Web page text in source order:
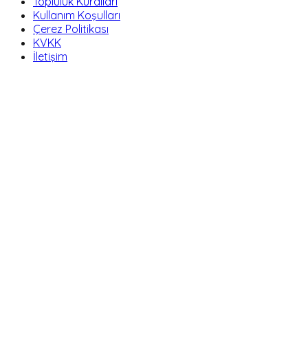
Kullanım Koşulları
Çerez Politikası
KVKK
İletişim